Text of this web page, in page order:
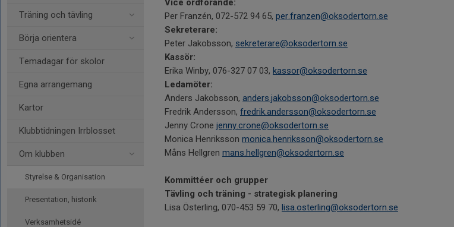
Träning och tävling
Börja orientera
Temadagar för skolor
Egna arrangemang
Kartor
Klubbtidningen Irrblosset
Om klubben
Styrelse & Organisation
Presentation, historik
Verksamhetsidé
Vice ordförande:
Per Franzén, 072-572 94 65, per.franzen@oksodertorn.se
Sekreterare:
Peter Jakobsson, sekreterare@oksodertorn.se
Kassör:
Erika Winby, 076-327 07 03, kassor@oksodertorn.se
Ledamöter:
Anders Jakobsson, anders.jakobsson@oksodertorn.se
Fredrik Andersson, fredrik.andersson@oksodertorn.se
Jenny Crone jenny.crone@oksodertorn.se
Monica Henriksson monica.henriksson@oksodertorn.se
Måns Hellgren mans.hellgren@oksodertorn.se
Kommittéer och grupper
Tävling och träning - strategisk planering
Lisa Österling, 070-453 59 70, lisa.osterling@oksodertorn.se